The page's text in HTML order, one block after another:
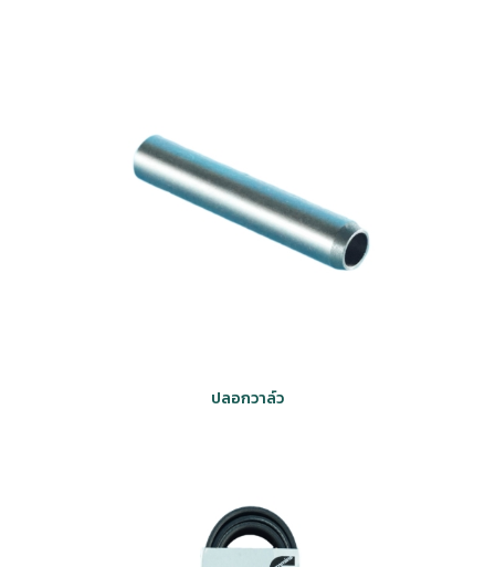
ปลอกวาล์ว